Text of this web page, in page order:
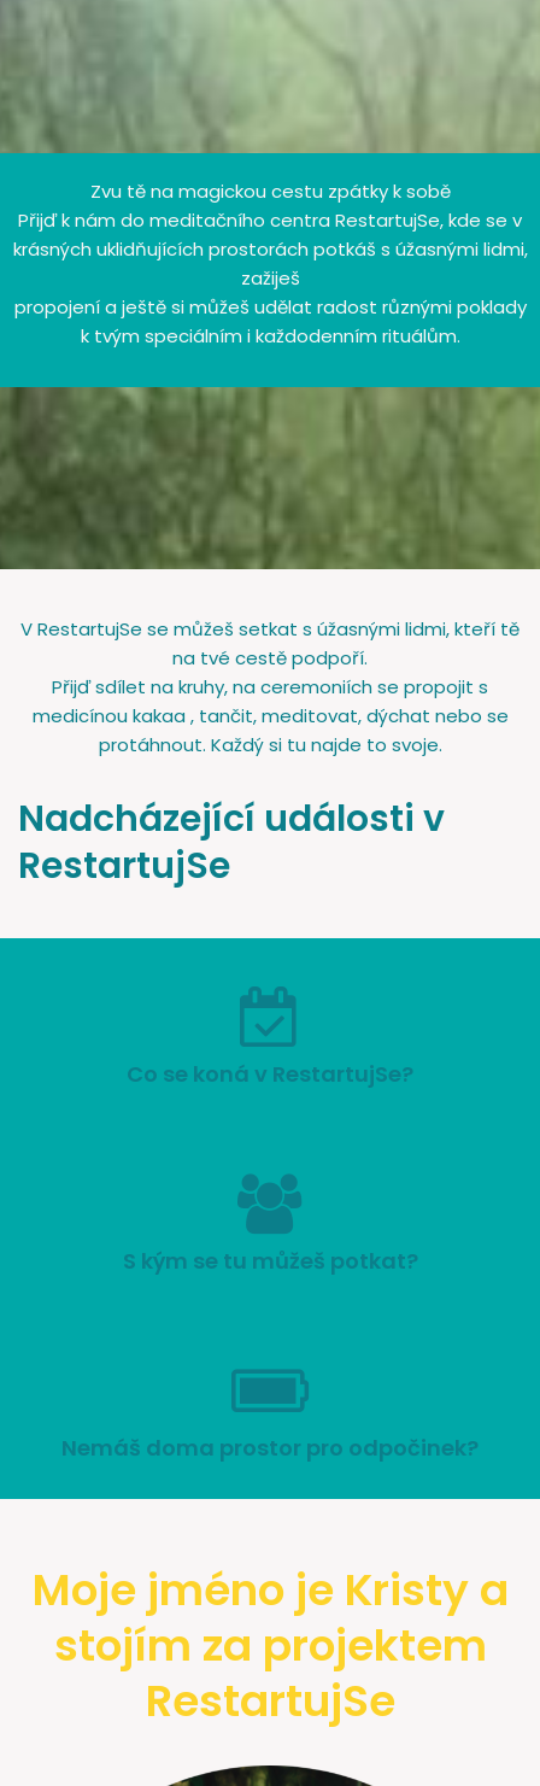
Zvu tě na magickou cestu zpátky k sobě
Přijď k nám do meditačního centra RestartujSe, kde se v
krásných uklidňujících prostorách potkáš s úžasnými lidmi,
zažiješ
propojení a ještě si můžeš udělat radost různými poklady
k tvým speciálním i každodenním rituálům.
V RestartujSe se můžeš setkat s úžasnými lidmi, kteří tě
na tvé cestě podpoří.
Přijď sdílet na kruhy, na ceremoniích se propojit s
medicínou kakaa , tančit, meditovat, dýchat nebo se
protáhnout. Každý si tu najde to svoje.
Nadcházející události v
RestartujSe
Co se koná v RestartujSe?
S kým se tu můžeš potkat?
Nemáš doma prostor pro odpočinek?
Moje jméno je Kristy a
stojím za projektem
RestartujSe